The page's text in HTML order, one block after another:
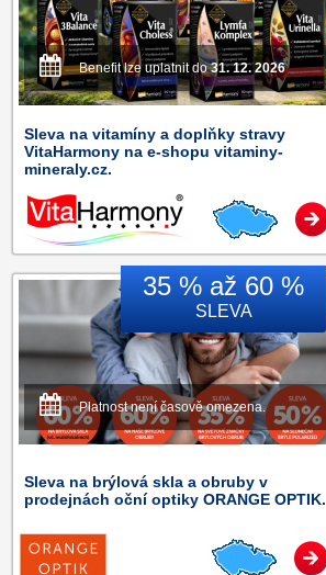
Benefit lze uplatnit do31. 12. 2026
Sleva na vitamíny a doplňky stravy
VitaHarmony na e-shopu vitaminy-
mineraly.cz.
35 % až 60 %
SLEVA
Platnost není časově omezena.
Sleva na brýlová skla a obruby v
prodejnách oční optiky ORANGE OPTIK.